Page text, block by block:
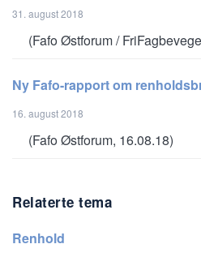
31. august 2018
(Fafo Østforum /
Ny Fafo-rapport om
16. august 2018
(Fafo Østforum, 16.08.18)
Relaterte tema
Renhold